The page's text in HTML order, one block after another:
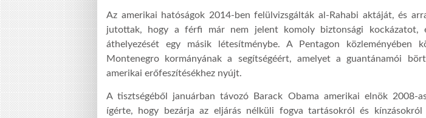
Az amerikai hatóságok 2014-ben felülvizsgálták al-Rahabi aktáját, és
jutottak, hogy a férfi már nem jelent komoly biztonsági kockázatot,
áthelyezését egy másik létesítménybe. A Pentagon közleményében
Montenegro kormányának a segítségéért, amelyet a guantánamói
amerikai erőfeszítésékhez nyújt.
A tisztségéből januárban távozó Barack Obama amerikai elnök 2008-
ígérte, hogy bezárja az eljárás nélküli fogva tartásokról és